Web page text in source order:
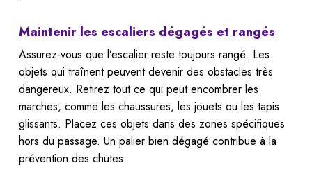
Maintenir les escaliers dégagés et rangés
Assurez-vous que l’escalier reste toujours rangé. Les
objets qui traînent peuvent devenir des obstacles très
dangereux. Retirez tout ce qui peut encombrer les
marches, comme les chaussures, les jouets ou les tapis
glissants. Placez ces objets dans des zones spécifiques
hors du passage. Un palier bien dégagé contribue à la
prévention des chutes.